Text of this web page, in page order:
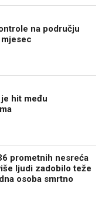
na području
hit među
prometnih nesreća
ljudi zadobilo teže
osoba smrtno